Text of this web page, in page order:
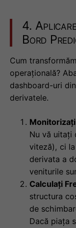
4.
Bord
Cum
operațională?
dashboard-uri
derivatele.
Nu vă uitați
viteză), ci
derivata a
veniturile
Calculați
structura
de
Dacă piața